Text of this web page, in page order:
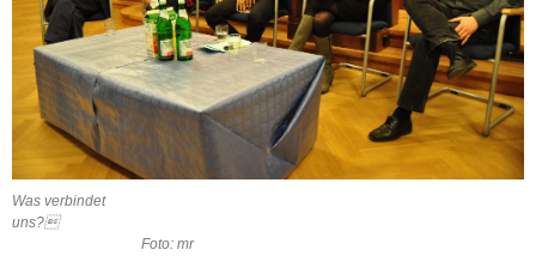
Was verbindet
uns?
Foto: mr